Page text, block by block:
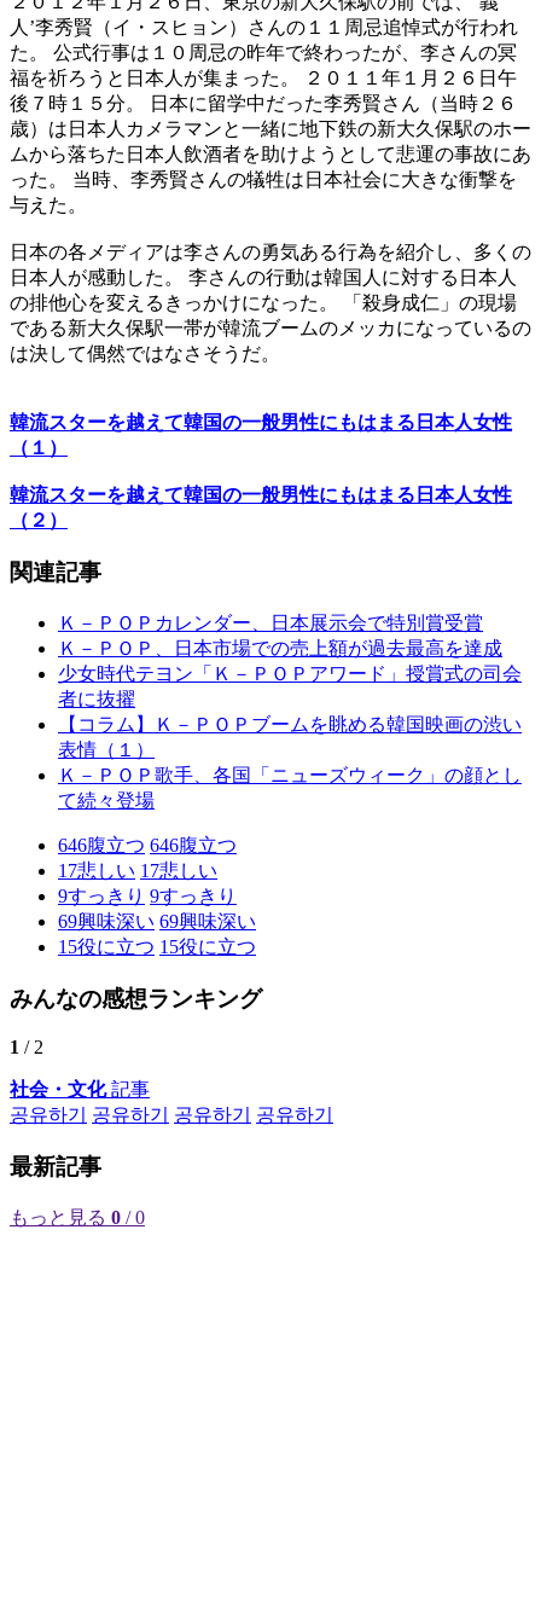
人’李秀賢（イ・スヒョン）さんの１１周忌追悼式が行われ
た。 公式行事は１０周忌の昨年で終わったが、李さんの冥
福を祈ろうと日本人が集まった。 ２０１１年１月２６日午
後７時１５分。 日本に留学中だった李秀賢さん（当時２６
歳）は日本人カメラマンと一緒に地下鉄の新大久保駅のホー
ムから落ちた日本人飲酒者を助けようとして悲運の事故にあ
った。 当時、李秀賢さんの犠牲は日本社会に大きな衝撃を
与えた。
日本の各メディアは李さんの勇気ある行為を紹介し、多くの
日本人が感動した。 李さんの行動は韓国人に対する日本人
の排他心を変えるきっかけになった。 「殺身成仁」の現場
である新大久保駅一帯が韓流ブームのメッカになっているの
は決して偶然ではなさそうだ。
韓流スターを越えて韓国の一般男性にもはまる日本人女性
（１）
韓流スターを越えて韓国の一般男性にもはまる日本人女性
（２）
関連記事
Ｋ－ＰＯＰカレンダー、日本展示会で特別賞受賞
Ｋ－ＰＯＰ、日本市場での売上額が過去最高を達成
少女時代テヨン「Ｋ－ＰＯＰアワード」授賞式の司会
者に抜擢
【コラム】Ｋ－ＰＯＰブームを眺める韓国映画の渋い
表情（１）
Ｋ－ＰＯＰ歌手、各国「ニューズウィーク」の顔とし
て続々登場
646腹立つ 646腹立つ
17悲しい 17悲しい
9すっきり 9すっきり
69興味深い 69興味深い
15役に立つ 15役に立つ
みんなの感想ランキング
1 / 2
社会・文化記事
공유하기
공유하기 공유하기 공유하기
最新記事
もっと見る 0 / 0